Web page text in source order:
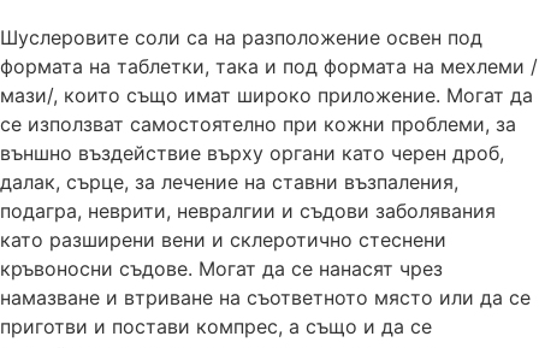
Шуслеровите соли са на разположение освен под
формата на таблетки, така и под формата на мехлеми /
мази/, които също имат широко приложение. Могат да
се използват самостоятелно при кожни проблеми, за
външно въздействие върху органи като черен дроб,
далак, сърце, за лечение на ставни възпаления,
подагра, неврити, невралгии и съдови заболявания
като разширени вени и склеротично стеснени
кръвоносни съдове. Могат да се нанасят чрез
намазване и втриване на съответното място или да се
приготви и постави компрес, а също и да се